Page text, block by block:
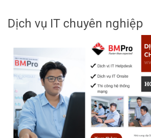
Dịch vụ IT chuyên nghiệp